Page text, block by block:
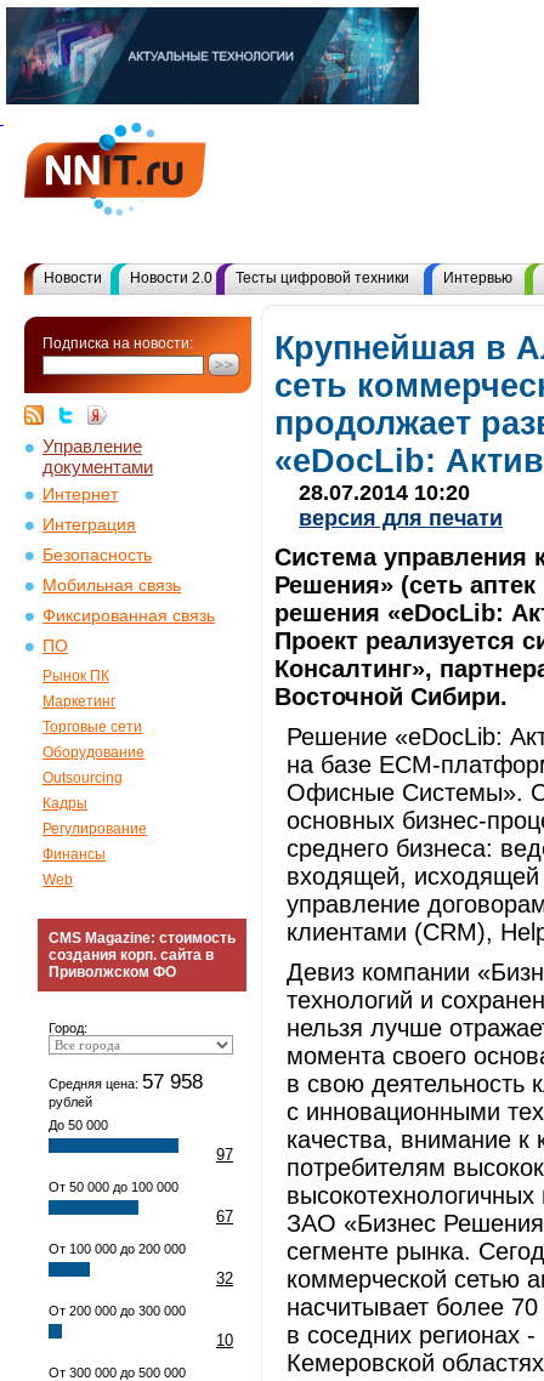
Новости Новости 2.0 Тесты цифровой техники Интервью
Подписка на новости:
Управление
документами
Интернет
Интеграция
Безопасность
Мобильная связь
Фиксированная связь
ПО
Рынок ПК
Маркетинг
Торговые сети
Оборудование
Outsourcing
Кадры
Регулирование
Финансы
Web
CMS Magazine: стоимость
создания корп. сайта в
Приволжском ФО
Город:
Средняя цена: 57 958
рублей
До 50 000
97
От 50 000 до 100 000
67
От 100 000 до 200 000
32
От 200 000 до 300 000
10
От 300 000 до 500 000
Крупнейшая в
сеть
продолжает
«eDocLib:
28.07.2014 10:20
версия для печати
Система управления
Решения» (сеть
решения «eDocLib:
Проект реализуется
Консалтинг»,
Восточной Сибири.
Решение «eDocLib:
на базе ECM-
Офисные Системы».
основных бизнес-
среднего бизнеса:
входящей, исходящей
управление
клиентами (CRM),
Девиз компании
технологий и
нельзя лучше
момента своего
в свою деятельность
с инновационными
качества, внимание
потребителям
ЗАО «Бизнес
сегменте рынка.
коммерческой сетью
насчитывает более
в соседних регионах
Кемеровской